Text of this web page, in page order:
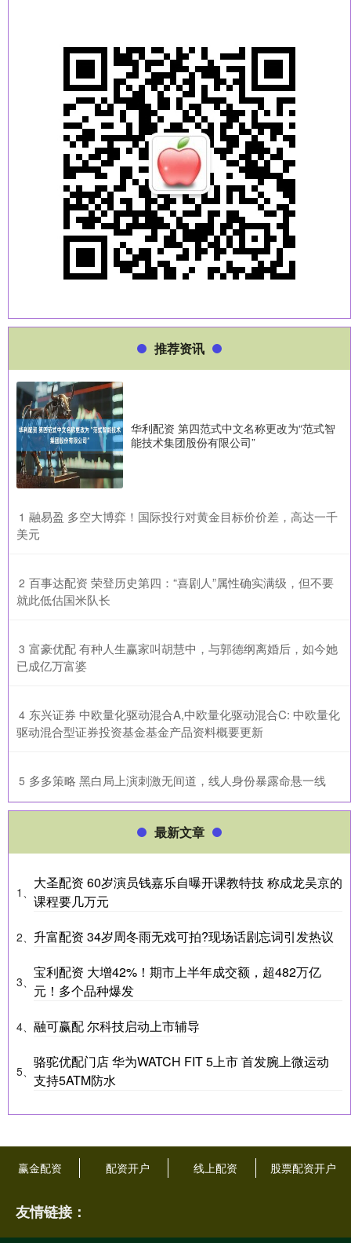
推荐资讯
华利配资 第四范式中文名称更改为“范式智
能技术集团股份有限公司”
1 ​融易盈 多空大博弈！国际投行对黄金目标价价差，高达一千
美元
2 ​百事达配资 荣登历史第四：“喜剧人”属性确实满级，但不要
就此低估国米队长
3 ​富豪优配 有种人生赢家叫胡慧中，与郭德纲离婚后，如今她
已成亿万富婆
4 ​东兴证券 中欧量化驱动混合A,中欧量化驱动混合C: 中欧量化
驱动混合型证券投资基金基金产品资料概要更新
5 ​多多策略 黑白局上演刺激无间道，线人身份暴露命悬一线
最新文章
1、
大圣配资 60岁演员钱嘉乐自曝开课教特技 称成龙吴京的
课程要几万元
2、 升富配资 34岁周冬雨无戏可拍?现场话剧忘词引发热议
3、
宝利配资 大增42%！期市上半年成交额，超482万亿
元！多个品种爆发
4、 融可赢配 尔科技启动上市辅导
5、
骆驼优配门店 华为WATCH FIT 5上市 首发腕上微运动
支持5ATM防水
赢金配资 配资开户 线上配资 股票配资开户
友情链接：